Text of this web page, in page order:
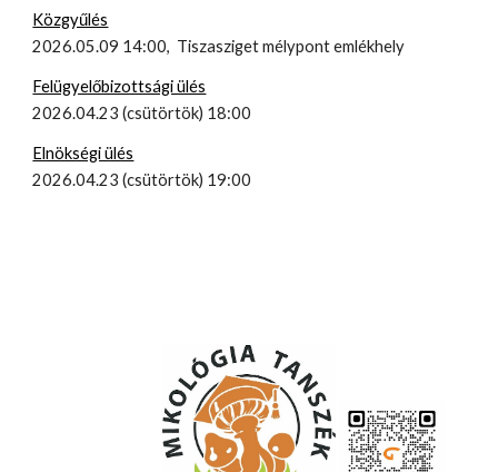
Közgyűlés
2026.05.09 14:00, Tiszasziget mélypont emlékhely
Felügyelőbizottsági ülés
2026.04.23 (csütörtök) 18:00
Elnökségi ülés
2026.04.23 (csütörtök) 19:00